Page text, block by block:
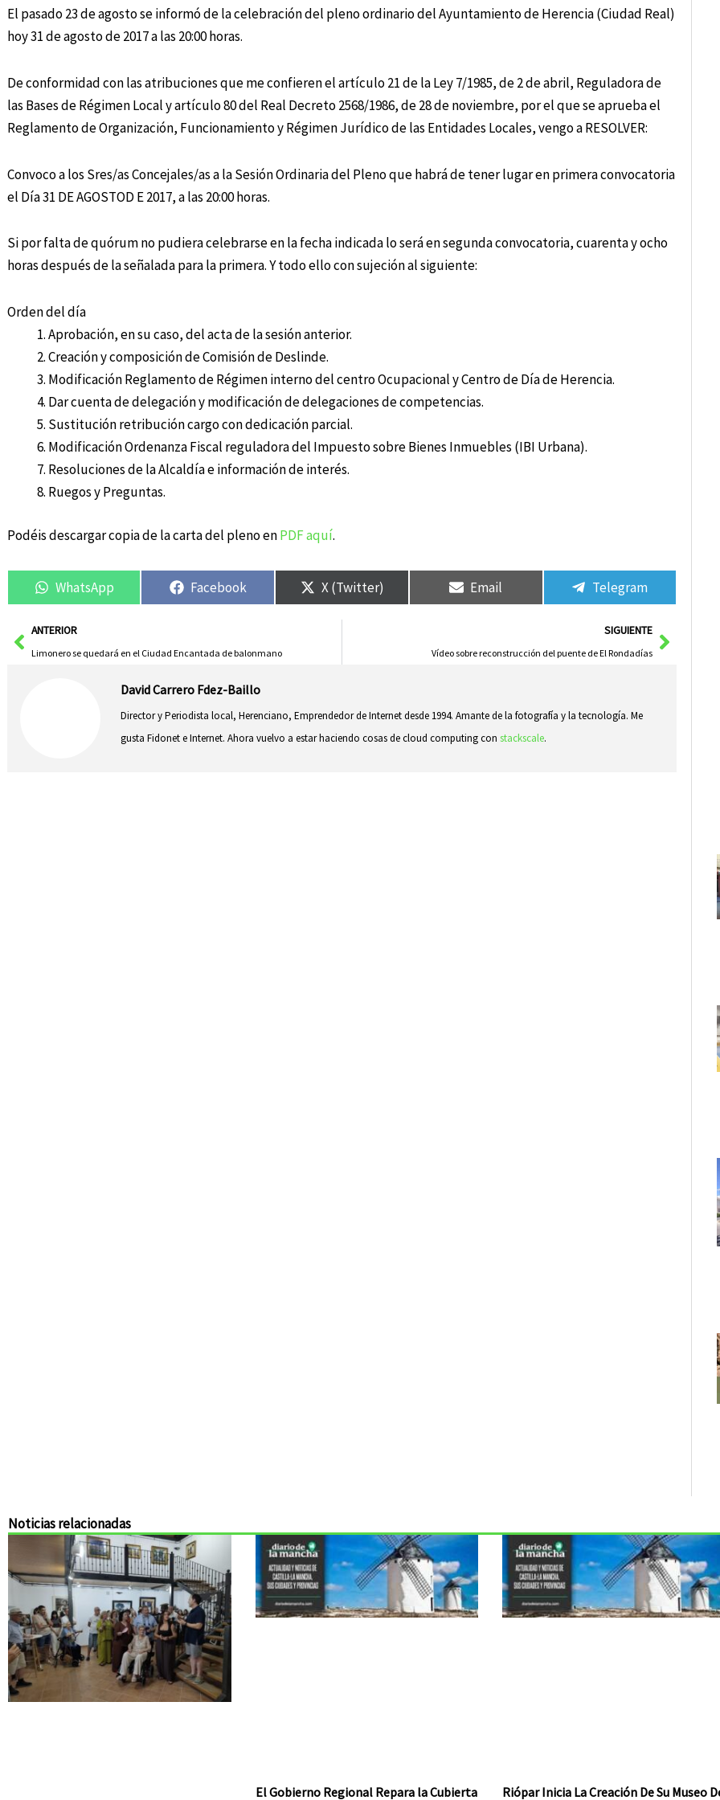
El pasado 23 de agosto se informó de la celebración del pleno ordinario del Ayuntamiento de Herencia (Ciudad Real)
hoy 31 de agosto de 2017 a las 20:00 horas.
De conformidad con las atribuciones que me confieren el artículo 21 de la Ley 7/1985, de 2 de abril, Reguladora de
las Bases de Régimen Local y artículo 80 del Real Decreto 2568/1986, de 28 de noviembre, por el que se aprueba el
Reglamento de Organización, Funcionamiento y Régimen Jurídico de las Entidades Locales, vengo a RESOLVER:
Convoco a los Sres/as Concejales/as a la Sesión Ordinaria del Pleno que habrá de tener lugar en primera convocatoria
el Día 31 DE AGOSTOD E 2017, a las 20:00 horas.
Si por falta de quórum no pudiera celebrarse en la fecha indicada lo será en segunda convocatoria, cuarenta y ocho
horas después de la señalada para la primera. Y todo ello con sujeción al siguiente:
Orden del día
Aprobación, en su caso, del acta de la sesión anterior.
Creación y composición de Comisión de Deslinde.
Modificación Reglamento de Régimen interno del centro Ocupacional y Centro de Día de Herencia.
Dar cuenta de delegación y modificación de delegaciones de competencias.
Sustitución retribución cargo con dedicación parcial.
Modificación Ordenanza Fiscal reguladora del Impuesto sobre Bienes Inmuebles (IBI Urbana).
Resoluciones de la Alcaldía e información de interés.
Ruegos y Preguntas.
Podéis descargar copia de la carta del pleno enPDF aquí.
WhatsApp Facebook X (Twitter) Email Telegram
AntANTERIOR
Limonero se quedará en el Ciudad Encantada de balonmano
SIGUIENTE
Vídeo sobre reconstrucción del puente de El Rondadías
David Carrero Fdez-Baillo
Director y Periodista local, Herenciano, Emprendedor de Internet desde 1994. Amante de la fotografía y la tecnología. Me
gusta Fidonet e Internet. Ahora vuelvo a estar haciendo cosas de cloud computing constackscale.
Noticias relacionadas
El Gobierno Regional Repara la Cubierta Riópar Inicia La Creación De Su Museo